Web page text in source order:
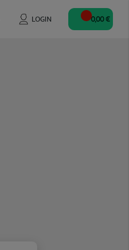
LOGIN 0,00 €